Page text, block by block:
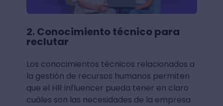
2. Conocimiento técnico para
reclutar
Los conocimientos técnicos relacionados a
la gestión de recursos humanos permiten
que el HR influencer pueda tener en claro
cuáles son las necesidades de la empresa